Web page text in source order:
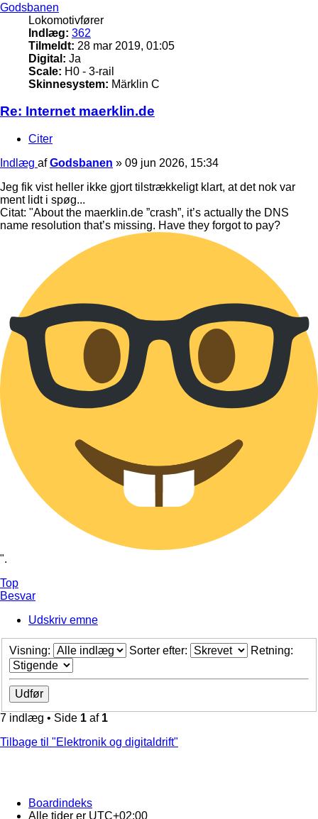
Godsbanen
Lokomotivfører
Indlæg: 362
Tilmeldt: 28 mar 2019, 01:05
Digital: Ja
Scale: H0 - 3-rail
Skinnesystem: Märklin C
Re: Internet maerklin.de
Citer
Indlæg afGodsbanen » 09 jun 2026, 15:34
Jeg fik vist heller ikke gjort tilstrækkeligt klart, at det nok var
ment lidt i spøg...
Citat: "About the maerklin.de ”crash”, it’s actually the DNS
name resolution that’s missing. Have they forgot to pay?
".
Top
Besvar
Udskriv emne
Visning: Sorter efter: Retning:
7 indlæg • Side 1 af 1
Tilbage til "Elektronik og digitaldrift"
Boardindeks
Alle tider er UTC+02:00